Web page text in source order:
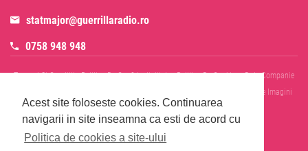
Acest site foloseste cookies. Continuarea
navigarii in site inseamna ca esti de acord cu
Politica de cookies a site-ului
statmajor@guerrillaradio.ro
0758 948 948
Termeni Si Conditii Politica De Confidentialitate Politica De Cookies
Date Companie
Informare Prelucrare Imagini
Evenimente
Cod Deontologic